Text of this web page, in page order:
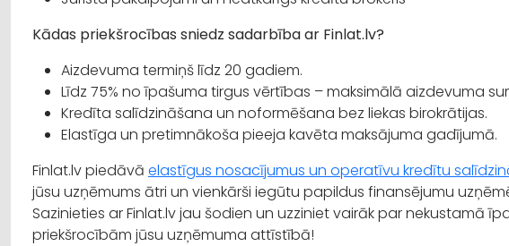
Kādas priekšrocības sniedz sadarbība ar Finlat.lv?
Aizdevuma termiņš līdz 20 gadiem.
Līdz 75% no īpašuma tirgus vērtības – maksimālā aizdevuma
Kredīta salīdzināšana un noformēšana bez liekas birokrātijas.
Elastīga un pretimnākoša pieeja kavēta maksājuma gadījumā.
Finlat.lv piedāvā elastīgus nosacījumus un operatīvu kredītu
jūsu uzņēmums ātri un vienkārši iegūtu papildus finansējumu
Sazinieties ar Finlat.lv jau šodien un uzziniet vairāk par nekustamā
priekšrocībām jūsu uzņēmuma attīstībā!